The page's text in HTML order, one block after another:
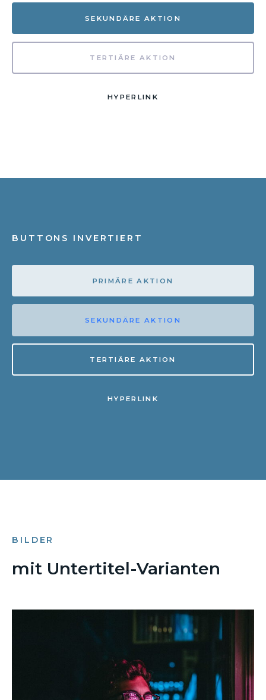
SEKUNDÄRE AKTION
TERTIÄRE AKTION
HYPERLINK
BUTTONS INVERTIERT
PRIMÄRE AKTION
SEKUNDÄRE AKTION
TERTIÄRE AKTION
HYPERLINK
BILDER
mit Untertitel-Varianten